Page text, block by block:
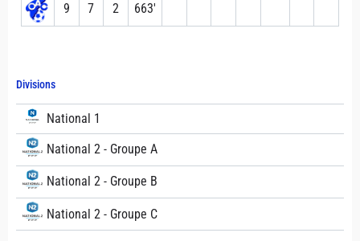
Divisions
National 1
National 2 - Groupe A
National 2 - Groupe B
National 2 - Groupe C
9 7 2 663′